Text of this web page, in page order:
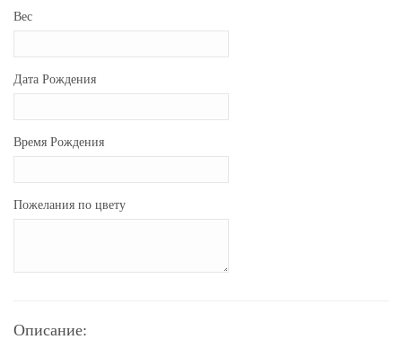
Вес
Дата Рождения
Время Рождения
Пожелания по цвету
Описание: